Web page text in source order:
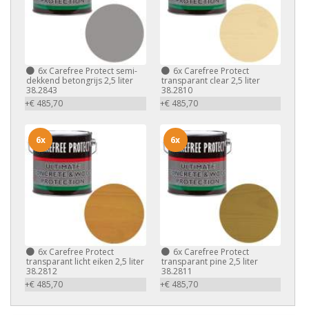
6x Carefree Protect semi-
dekkend betongrijs 2,5 liter
38.2843
+€ 485,70
6xCarefree Protect
transparant clear 2,5 liter
38.2810
+€ 485,70
6x Carefree Protect
transparant licht eiken 2,5 liter
38.2812
+€ 485,70
6x
6xCarefree Protect
transparant pine 2,5 liter
38.2811
+€ 485,70
6x